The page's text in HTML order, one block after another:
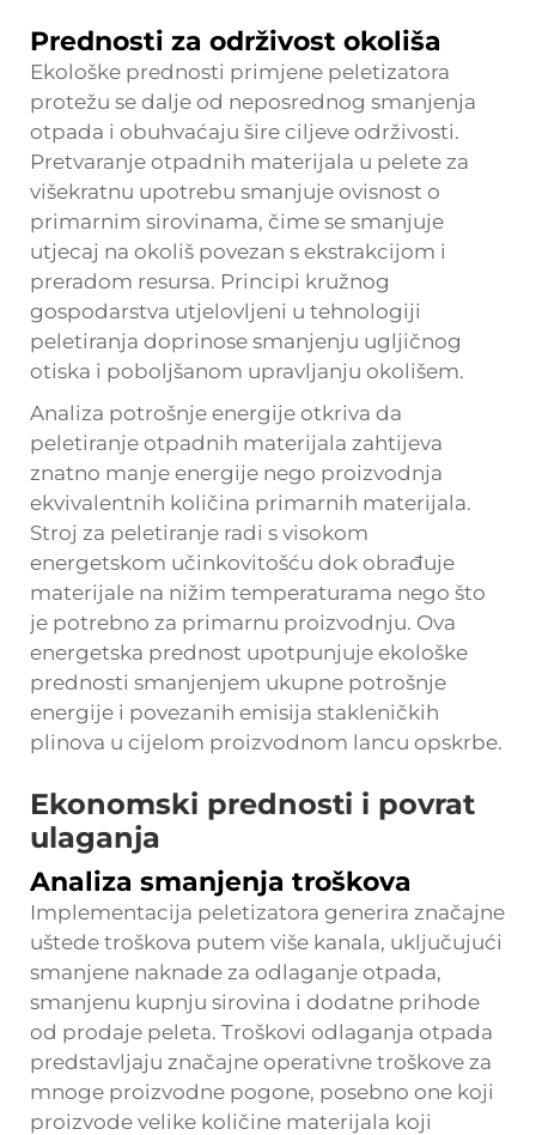
Prednosti za održivost okoliša
Ekološke prednosti primjene peletizatora
protežu se dalje od neposrednog smanjenja
otpada i obuhvaćaju šire ciljeve održivosti.
Pretvaranje otpadnih materijala u pelete za
višekratnu upotrebu smanjuje ovisnost o
primarnim sirovinama, čime se smanjuje
utjecaj na okoliš povezan s ekstrakcijom i
preradom resursa. Principi kružnog
gospodarstva utjelovljeni u tehnologiji
peletiranja doprinose smanjenju ugljičnog
otiska i poboljšanom upravljanju okolišem.
Analiza potrošnje energije otkriva da
peletiranje otpadnih materijala zahtijeva
znatno manje energije nego proizvodnja
ekvivalentnih količina primarnih materijala.
Stroj za peletiranje radi s visokom
energetskom učinkovitošću dok obrađuje
materijale na nižim temperaturama nego što
je potrebno za primarnu proizvodnju. Ova
energetska prednost upotpunjuje ekološke
prednosti smanjenjem ukupne potrošnje
energije i povezanih emisija stakleničkih
plinova u cijelom proizvodnom lancu opskrbe.
Ekonomski prednosti i povrat
ulaganja
Analiza smanjenja troškova
Implementacija peletizatora generira značajne
uštede troškova putem više kanala, uključujući
smanjene naknade za odlaganje otpada,
smanjenu kupnju sirovina i dodatne prihode
od prodaje peleta. Troškovi odlaganja otpada
predstavljaju značajne operativne troškove za
mnoge proizvodne pogone, posebno one koji
proizvode velike količine materijala koji